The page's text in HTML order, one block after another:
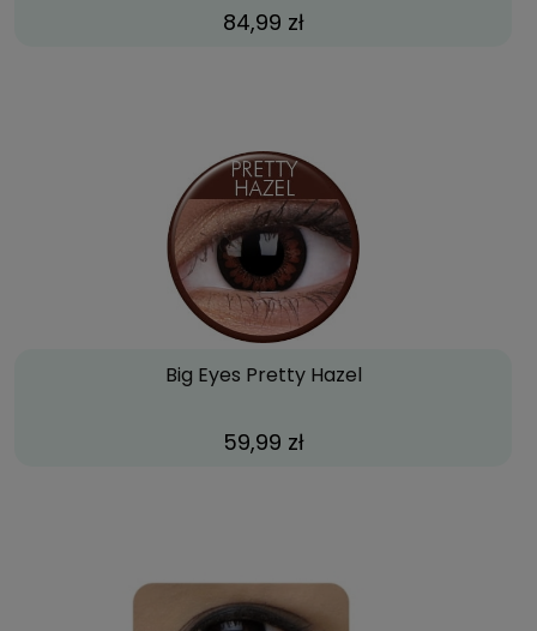
84,99 zł
Big Eyes Pretty Hazel
59,99 zł